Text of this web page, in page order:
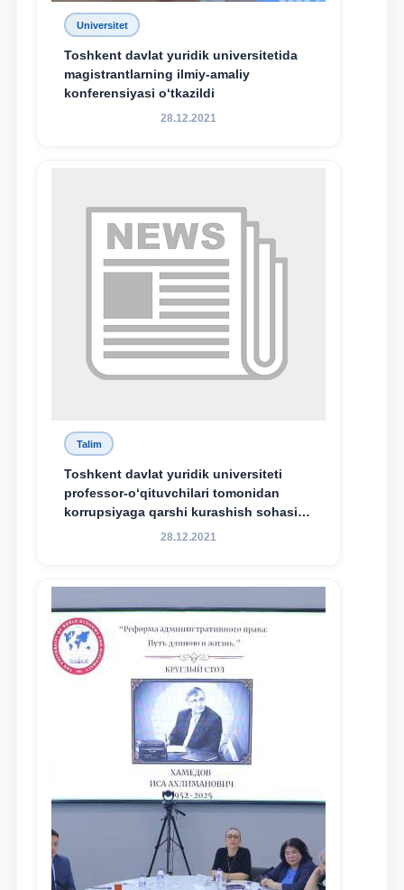
Universitet
Toshkent davlat yuridik universitetida
magistrantlarning ilmiy-amaliy
konferensiyasi o‘tkazildi
28.12.2021
Talim
Toshkent davlat yuridik universiteti
professor-o‘qituvchilari tomonidan
korrupsiyaga qarshi kurashish sohasida
amalga oshirilayotgan islohotlar hamda
maqsadida xorijiy va mahalliy ilmiy
nashrlarda chop etilgan maqolalar
dayjesti
28.12.2021